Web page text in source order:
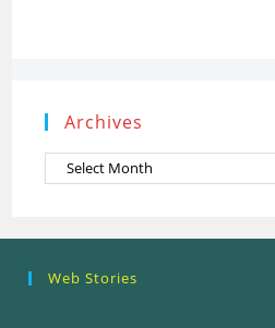
Archives
Archives
Web Stories
Ethics (शोध